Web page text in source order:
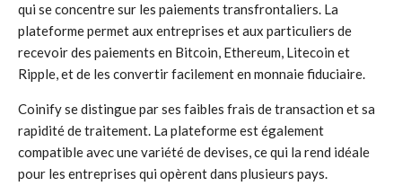
qui se concentre sur les paiements transfrontaliers. La
plateforme permet aux entreprises et aux particuliers de
recevoir des paiements en Bitcoin, Ethereum, Litecoin et
Ripple, et de les convertir facilement en monnaie fiduciaire.
Coinify se distingue par ses faibles frais de transaction et sa
rapidité de traitement. La plateforme est également
compatible avec une variété de devises, ce qui la rend idéale
pour les entreprises qui opèrent dans plusieurs pays.